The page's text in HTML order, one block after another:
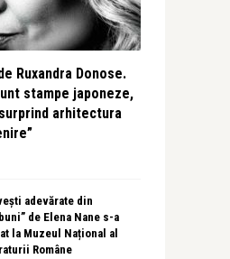
Ruxandra Donose.
stampe japoneze,
arhitectura
adevărate din
de Elena Nane s-a
la Muzeul Național al
Române